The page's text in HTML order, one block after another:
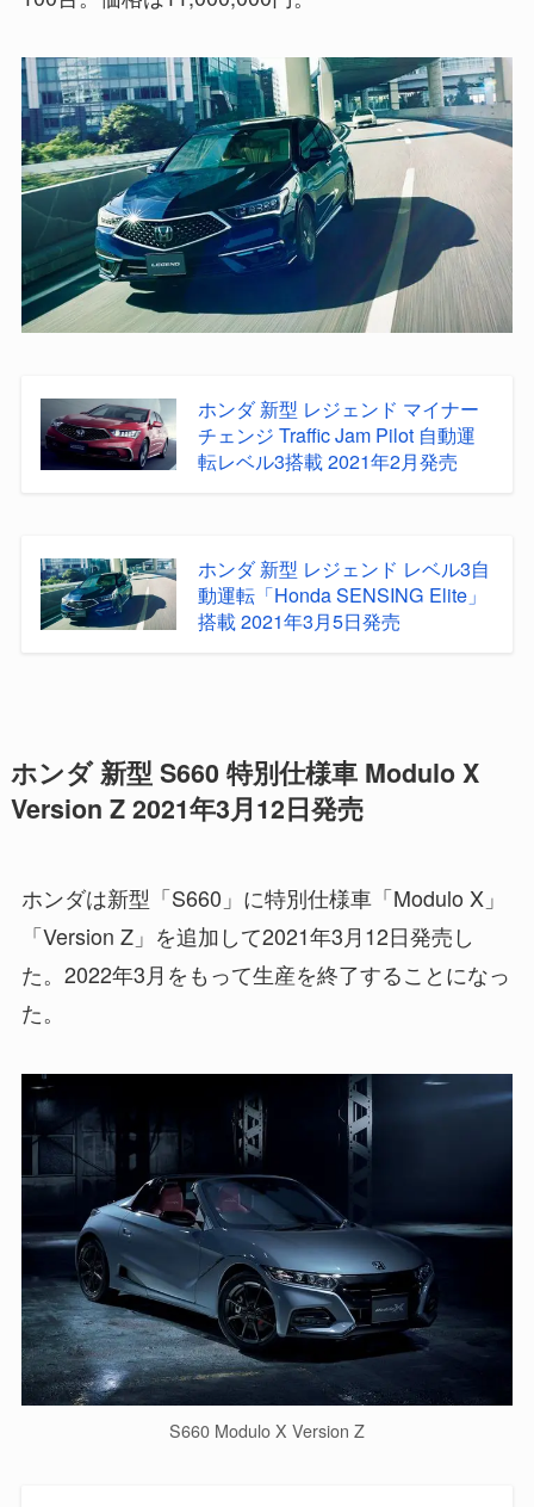
ホンダ 新型 レジェンド マイナー
チェンジ Traffic Jam Pilot 自動運
転レベル3搭載 2021年2月発売
ホンダ 新型 レジェンド レベル3自
動運転「Honda SENSING Elite」
搭載 2021年3月5日発売
ホンダ 新型 S660 特別仕様車 Modulo X
Version Z 2021年3月12日発売
ホンダは新型「S660」に特別仕様車「Modulo X」
「Version Z」を追加して2021年3月12日発売し
た。2022年3月をもって生産を終了することになっ
た。
S660 Modulo X Version Z